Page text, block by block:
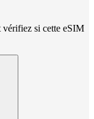
vérifiez si cette eSIM